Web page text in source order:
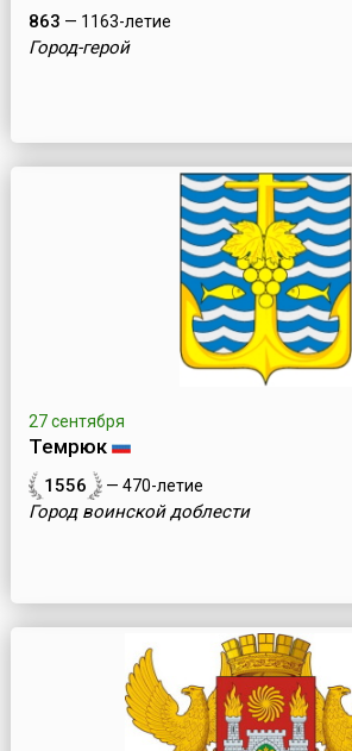
863 — 1163-летие
Город-герой
27 сентября
Темрюк
1556 — 470-летие
Город воинской доблести